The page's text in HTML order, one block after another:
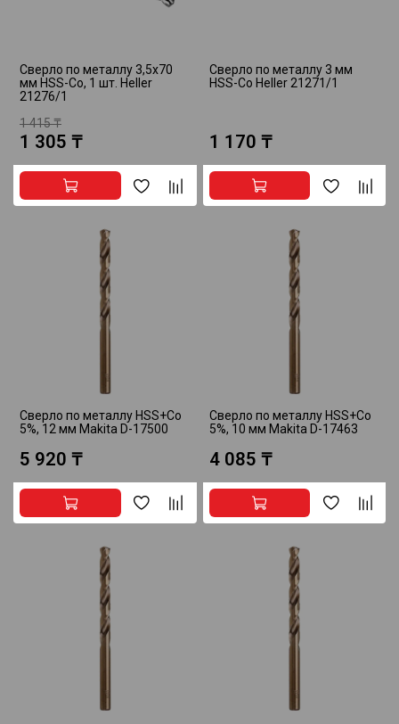
Сверло по металлу 3,5х70
мм HSS-Co, 1 шт. Heller
21276/1
1 415 ₸
1 305 ₸
Сверло по металлу 3 мм
HSS-Co Heller 21271/1
1 170 ₸
Сверло по металлу HSS+Co
5%, 12 мм Makita D-17500
5 920 ₸
Сверло по металлу HSS+Co
5%, 10 мм Makita D-17463
4 085 ₸